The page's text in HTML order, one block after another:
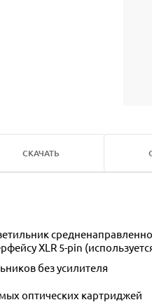
СКАЧАТЬ
XLR 5-pin
без усилителя
оптических картриджей